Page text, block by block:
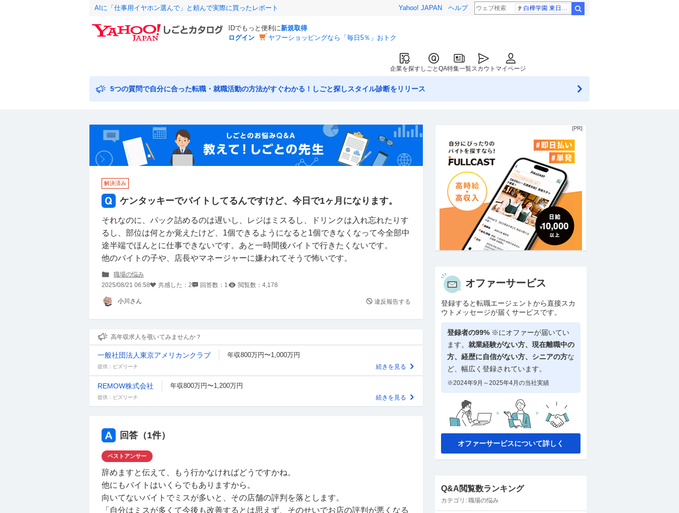
AIに「仕事用イヤホン選んで」と頼んで実際に買ったレポート Yahoo! JAPAN ヘルプ
IDでもっと便利に新規取得
ログイン
ヤフーショッピングなら「毎日5％」おトク
企業を探すしごとQA特集一覧スカウト マイページ
5つの質問で自分に合った転職・就職活動の方法がすぐわかる！しごと探しスタイル診断をリリース
解決済み
ケンタッキーでバイトしてるんですけど、今日で1ヶ月になります。
それなのに、パック詰めるのは遅いし、レジはミスるし、ドリンクは入れ忘れたりす
るし、部位は何とか覚えたけど、1個できるようになると1個できなくなって今全部中
途半端でほんとに仕事できないです。あと一時間後バイトで行きたくないです。
他のバイトの子や、店長やマネージャーに嫌われてそうで怖いです。
職場の悩み
2025/08/21 06:58
共感した： 2 回答数： 1 閲覧数： 4,178
小川さん 違反報告する
高年収求人を覗いてみませんか？
一般社団法人東京アメリカンクラブ 年収800万円〜1,000万円
提供：ビズリーチ 続きを見る
REMOW株式会社 年収800万円〜1,200万円
提供：ビズリーチ 続きを見る
回答（1件）
ベストアンサー
辞めますと伝えて、もう行かなければどうですかね。
他にもバイトはいくらでもありますから。
向いてないバイトでミスが多いと、その店舗の評判を落とします。
「自分はミスが多くて今後も改善するとは思えず、そのせいでお店の評判が悪くなる
オファーサービス
登録すると転職エージェントから直接スカ
ウトメッセージが届くサービスです。
登録者の99% ※にオファーが届いてい
ます。 就業経験がない方、現在離職中の
方、 経歴に自信がない方、シニアの方な
ど、幅広く登録されています。
※2024年9月～2025年4月の当社実績
オファーサービスについて詳しく
Q&A閲覧数ランキング
カテゴリ: 職場の悩み